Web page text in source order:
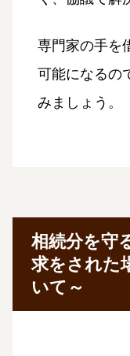
専門家の手を
可能になるの
みましょう。
相続分を守
求をされた
いて～